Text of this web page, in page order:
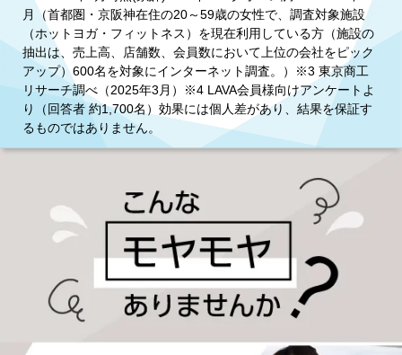
月（首都圏・京阪神在住の20～59歳の女性で、調査対象施設
（ホットヨガ・フィットネス）を現在利用している方（施設の
抽出は、売上高、店舗数、会員数において上位の会社をピック
アップ）600名を対象にインターネット調査。）※3 東京商工
リサーチ調べ（2025年3月）※4 LAVA会員様向けアンケートよ
り（回答者 約1,700名）効果には個人差があり、結果を保証す
るものではありません。